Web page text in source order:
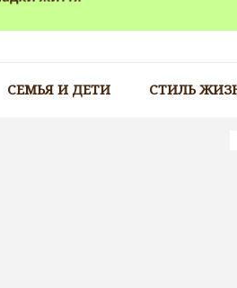
СЕМЬЯ И ДЕТИ СТИЛЬ